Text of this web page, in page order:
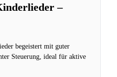
–
begeistert mit guter
Steuerung, ideal für aktive